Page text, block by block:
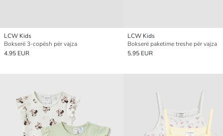
LCW Kids
Bokserë 3-copësh për vajza
4.95 EUR
LCW Kids
Bokserë paketime treshe për vajza
5.95 EUR